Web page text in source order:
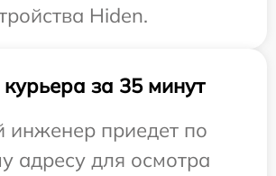
Hiden.
за 35 минут
инженер приедет по
адресу для осмотра